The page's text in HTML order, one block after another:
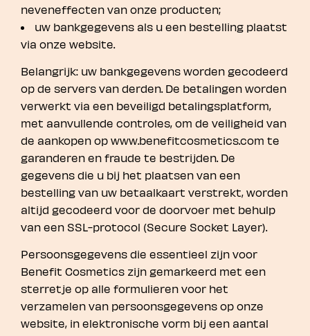
neveneffecten van onze producten;
uw bankgegevens als u een bestelling plaatst
via onze website.
Belangrijk: uw bankgegevens worden gecodeerd
op de servers van derden. De betalingen worden
verwerkt via een beveiligd betalingsplatform,
met aanvullende controles, om de veiligheid van
de aankopen op www.benefitcosmetics.com te
garanderen en fraude te bestrijden. De
gegevens die u bij het plaatsen van een
bestelling van uw betaalkaart verstrekt, worden
altijd gecodeerd voor de doorvoer met behulp
van een SSL-protocol (Secure Socket Layer).
Persoonsgegevens die essentieel zijn voor
Benefit Cosmetics zijn gemarkeerd met een
sterretje op alle formulieren voor het
verzamelen van persoonsgegevens op onze
website, in elektronische vorm bij een aantal